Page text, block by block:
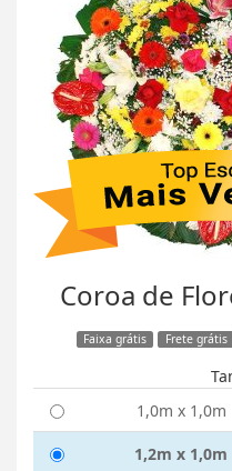
Coroa de
Faixa grátis Frete grátis
1,0m x 1,0m
1,2m x 1,0m